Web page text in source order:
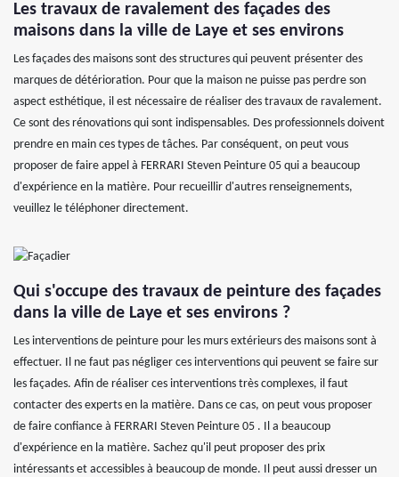
Les travaux de ravalement des façades des
maisons dans la ville de Laye et ses environs
Les façades des maisons sont des structures qui peuvent présenter des
marques de détérioration. Pour que la maison ne puisse pas perdre son
aspect esthétique, il est nécessaire de réaliser des travaux de ravalement.
Ce sont des rénovations qui sont indispensables. Des professionnels doivent
prendre en main ces types de tâches. Par conséquent, on peut vous
proposer de faire appel à FERRARI Steven Peinture 05 qui a beaucoup
d'expérience en la matière. Pour recueillir d'autres renseignements,
veuillez le téléphoner directement.
Qui s'occupe des travaux de peinture des façades
dans la ville de Laye et ses environs ?
Les interventions de peinture pour les murs extérieurs des maisons sont à
effectuer. Il ne faut pas négliger ces interventions qui peuvent se faire sur
les façades. Afin de réaliser ces interventions très complexes, il faut
contacter des experts en la matière. Dans ce cas, on peut vous proposer
de faire confiance à FERRARI Steven Peinture 05 . Il a beaucoup
d'expérience en la matière. Sachez qu'il peut proposer des prix
intéressants et accessibles à beaucoup de monde. Il peut aussi dresser un